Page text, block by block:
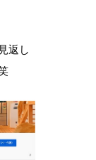
返し